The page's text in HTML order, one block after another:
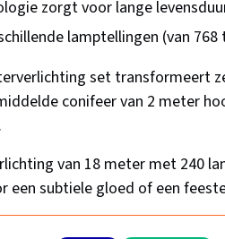
zorgt voor lange
lamptellingen (van 768
set transformeert
conifeer van 2 meter
van 18 meter met 240
een subtiele gloed of een